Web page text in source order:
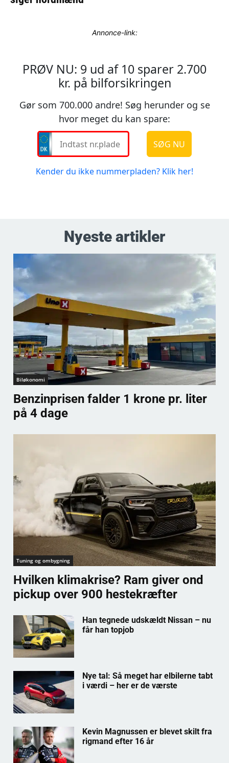
Annonce-link:
Nyeste artikler
Biløkonomi
Benzinprisen falder 1 krone pr. liter
på 4 dage
Tuning og ombygning
Hvilken klimakrise? Ram giver ond
pickup over 900 hestekræfter
Han tegnede udskældt Nissan – nu
får han topjob
Nye tal: Så meget har elbilerne tabt
i værdi – her er de værste
Kevin Magnussen er blevet skilt fra
rigmand efter 16 år